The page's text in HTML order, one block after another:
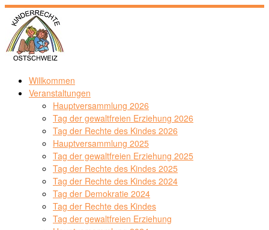
Zum
Inhalt
springen
Willkommen
Veranstaltungen
Hauptversammlung 2026
Tag der gewaltfreien Erziehung 2026
Tag der Rechte des Kindes 2026
Hauptversammlung 2025
Tag der gewaltfreien Erziehung 2025
Tag der Rechte des Kindes 2025
Tag der Rechte des Kindes 2024
Tag der Demokratie 2024
Tag der Rechte des Kindes
Tag der gewaltfreien Erziehung